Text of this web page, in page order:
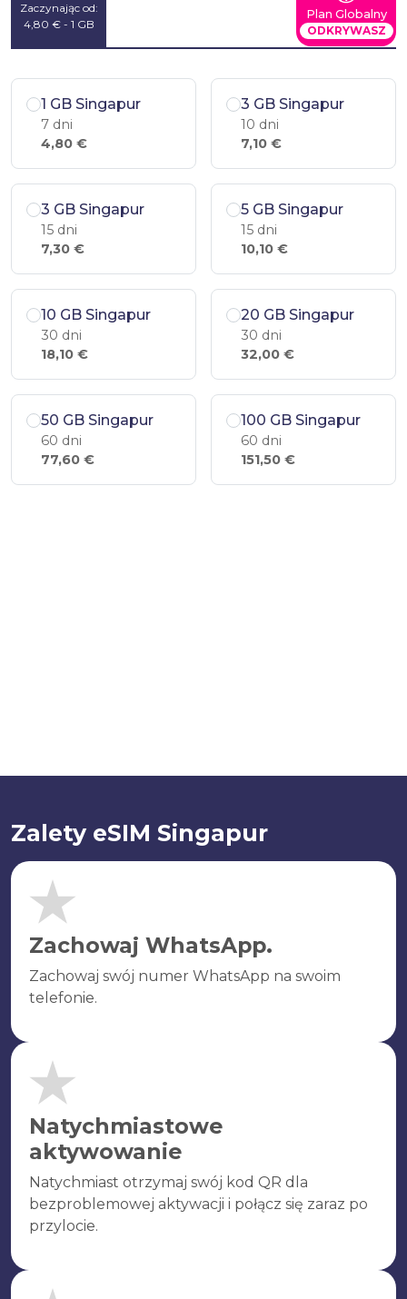
Zaczynając od:
4,80 € - 1 GB
Plan Globalny
ODKRYWASZ
1 GB Singapur
7 dni
4,80 €
3 GB Singapur
10 dni
7,10 €
3 GB Singapur
15 dni
7,30 €
5 GB Singapur
15 dni
10,10 €
10 GB Singapur
30 dni
18,10 €
20 GB Singapur
30 dni
32,00 €
50 GB Singapur
60 dni
77,60 €
100 GB Singapur
60 dni
151,50 €
Zalety eSIM Singapur
Zachowaj WhatsApp.
Zachowaj swój numer WhatsApp na swoim
telefonie.
Natychmiastowe
aktywowanie
Natychmiast otrzymaj swój kod QR dla
bezproblemowej aktywacji i połącz się zaraz po
przylocie.